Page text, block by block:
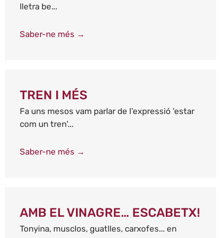
lletra be...
Saber-ne més →
TREN I MÉS
Fa uns mesos vam parlar de l’expressió 'estar
com un tren'...
Saber-ne més →
AMB EL VINAGRE… ESCABETX!
Tonyina, musclos, guatlles, carxofes... en